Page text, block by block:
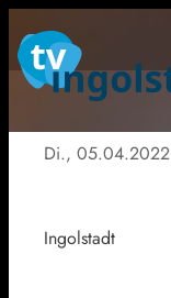
Di., 05.04.2022
Ingolstadt